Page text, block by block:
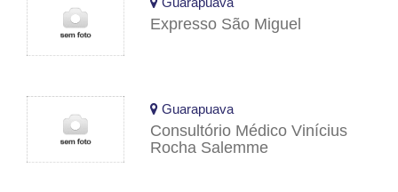
Expresso São Miguel
Guarapuava
Consultório Médico Vinícius
Rocha Salemme